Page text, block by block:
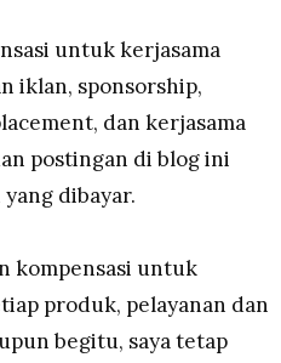
untuk kerjasama
iklan, sponsorship,
dan kerjasama
postingan di blog ini
dibayar.
kompensasi untuk
produk, pelayanan dan
begitu, saya tetap